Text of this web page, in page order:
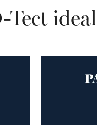
Tect ideal